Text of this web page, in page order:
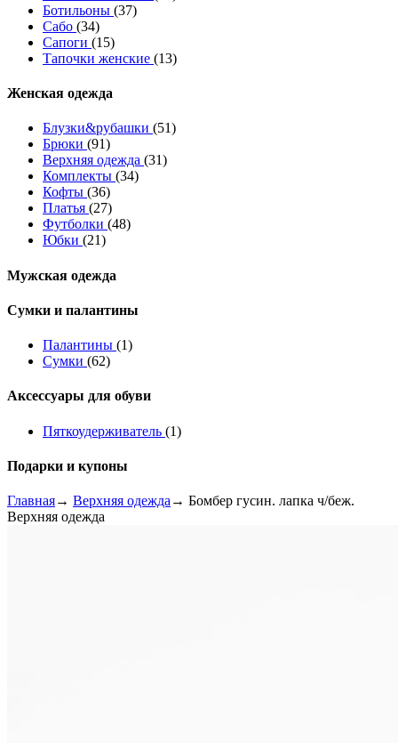
Ботильоны (37)
Сабо (34)
Сапоги (15)
Тапочки женские (13)
Женская одежда
Блузки&рубашки (51)
Брюки (91)
Верхняя одежда (31)
Комплекты (34)
Кофты (36)
Платья (27)
Футболки (48)
Юбки (21)
Мужская одежда
Сумки и палантины
Палантины (1)
Сумки (62)
Аксессуары для обуви
Пяткоудерживатель (1)
Подарки и купоны
Главная→ Верхняя одежда → Бомбер гусин. лапка ч/беж.
Верхняя одежда